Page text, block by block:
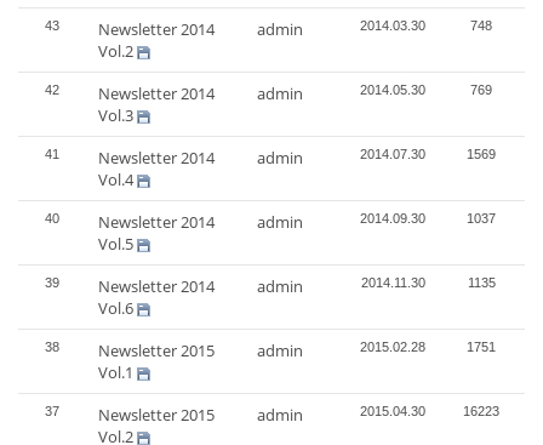
43
Newsletter 2014
Vol.2
admin 2014.03.30 748
42
Newsletter 2014
Vol.3
admin 2014.05.30 769
41
Newsletter 2014
Vol.4
admin 2014.07.30 1569
40
Newsletter 2014
Vol.5
admin 2014.09.30 1037
39
Newsletter 2014
Vol.6
admin 2014.11.30 1135
38
Newsletter 2015
Vol.1
admin 2015.02.28 1751
37
Newsletter 2015
Vol.2
admin 2015.04.30 16223